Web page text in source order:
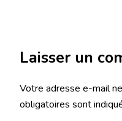
Laisser un
Votre adresse e-mail
obligatoires sont